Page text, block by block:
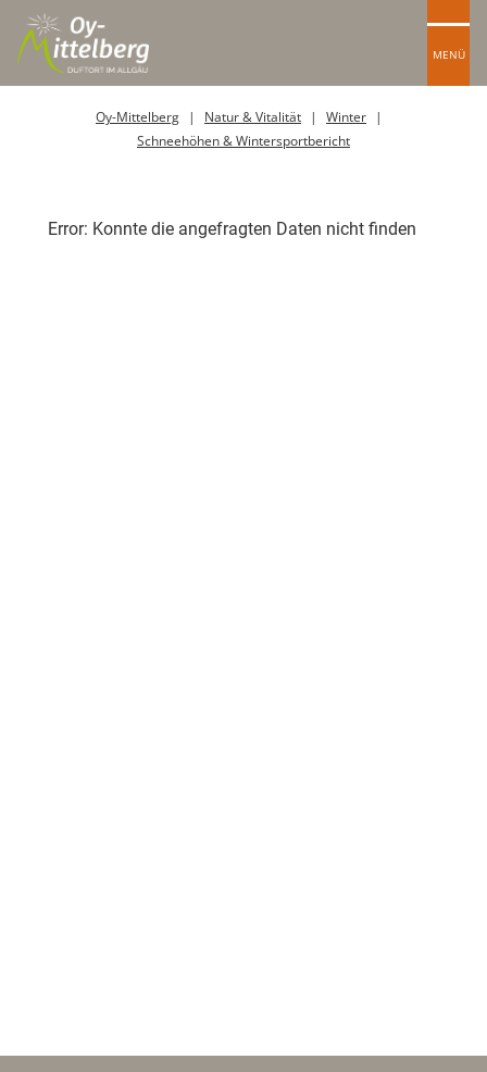
MENÜ
Oy-Mittelberg Natur & Vitalität
Winter
Schneehöhen & Wintersportbericht
Error: Konnte die angefragten Daten nicht finden